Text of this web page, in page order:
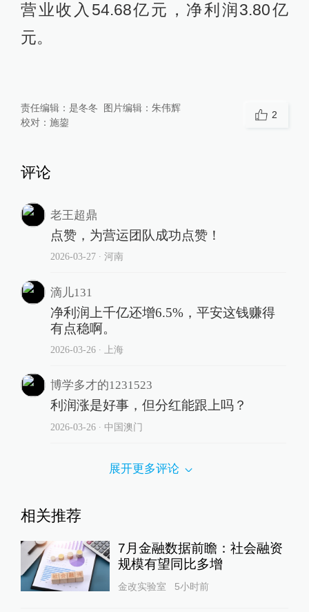
营业收入54.68亿元，净利润3.80亿
元。
责任编辑： 是冬冬 图片编辑： 朱伟辉
校对： 施鋆
2
评论
老王超鼎
点赞，为营运团队成功点赞！
2026-03-27∙ 河南
滴儿131
净利润上千亿还增6.5%，平安这钱赚得
有点稳啊。
2026-03-26∙ 上海
博学多才的1231523
利润涨是好事，但分红能跟上吗？
2026-03-26∙ 中国澳门
展开更多评论
相关推荐
7月金融数据前瞻：社会融资
规模有望同比多增
金改实验室 5小时前